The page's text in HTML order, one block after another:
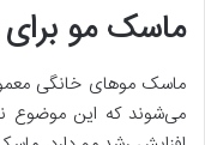
ماسک مو
ماسک موهای خانگی
می‌شوند که این موضوع